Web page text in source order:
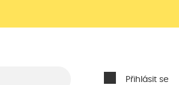
Přihlásit se